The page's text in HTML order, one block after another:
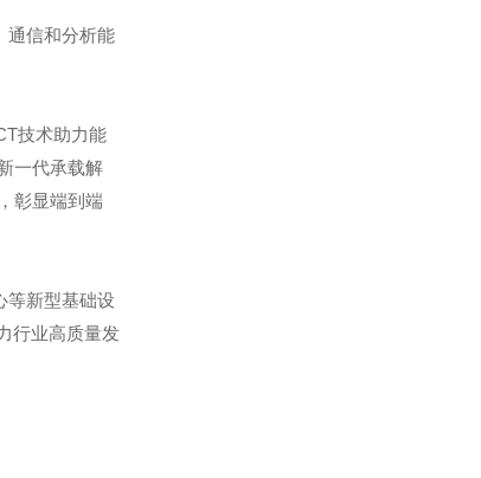
通信和分析能
技术助力能
一代承载解
彰显端到端
等新型基础设
行业高质量发